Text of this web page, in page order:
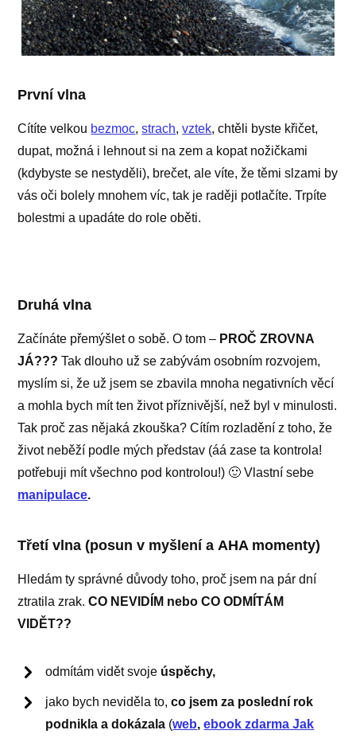
První vlna
Cítíte velkou bezmoc,strach,vztek, chtěli byste křičet,
dupat, možná i lehnout si na zem a kopat nožičkami
(kdybyste se nestyděli), brečet, ale víte, že těmi slzami by
vás oči bolely mnohem víc, tak je raději potlačíte. Trpíte
bolestmi a upadáte do role oběti.
Druhá vlna
Začínáte přemýšlet o sobě. O tom – PROČ ZROVNA
JÁ??? Tak dlouho už se zabývám osobním rozvojem,
myslím si, že už jsem se zbavila mnoha negativních věcí
a mohla bych mít ten život příznivější, než byl v minulosti.
Tak proč zas nějaká zkouška? Cítím rozladění z toho, že
život neběží podle mých představ (áá zase ta kontrola!
potřebuji mít všechno pod kontrolou!) 🙂 Vlastní sebe
manipulace.
Třetí vlna (posun v myšlení a AHA momenty)
Hledám ty správné důvody toho, proč jsem na pár dní
ztratila zrak.CO NEVIDÍM nebo CO ODMÍTÁM
VIDĚT??
odmítám vidět svoje úspěchy,
jako bych neviděla to,co jsem za poslední rok
podnikla a dokázala (web,ebook zdarma Jak